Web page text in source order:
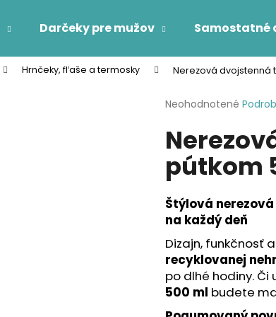
Darčeky pre mužov Samostatné
Hrnčeky, fľaše a termosky Nerezová dvojstenná
Priemerné
produktu
je
5
hviezdičiek.
Neohodnotené
pútkom
Štýlová
na každý deň
Dizajn, funkčnosť
recyklovanej
po dlhé hodiny.
500 ml budete
Čo potrebujete nájsť?
HĽADAŤ